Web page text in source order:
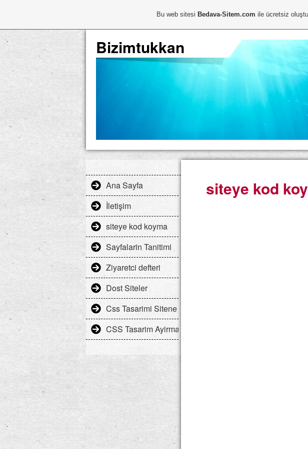
Bizimtukkan
Ana Sayfa
İletişim
siteye kod koyma
Sayfalarin Tanitimi
Ziyaretci defteri
Dost Siteler
Css Tasarimi Sitene Gore Uyarlama
CSS Tasarim Ayirma
siteye kod
Bu web sitesi Bedava-Sitem.com ile ücretsiz